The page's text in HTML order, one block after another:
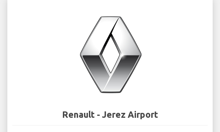
Renault - Jerez Airport